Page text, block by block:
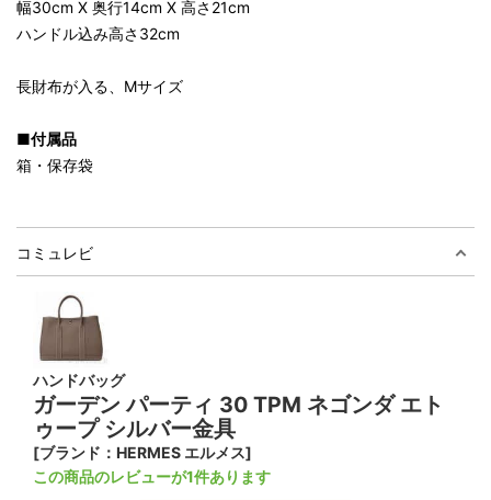
幅30cm X 奥行14cm X 高さ21cm
ハンドル込み高さ32cm
長財布が入る、Mサイズ
■付属品
箱・保存袋
コミュレビ
ハンドバッグ
ガーデン パーティ 30 TPM ネゴンダ エト
ゥープ シルバー金具
[ブランド：HERMES エルメス]
この商品のレビューが1件あります